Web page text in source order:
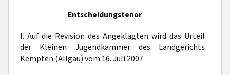
Entscheidungstenor
I. Auf die Revision des Angeklagten wird das Urteil
der Kleinen Jugendkammer des Landgerichts
Kempten (Allgäu) vom 16. Juli 2007